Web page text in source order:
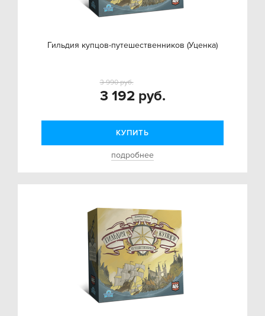
Гильдия купцов-путешественников (Уценка)
3 192 руб.
3 990 руб.
КУПИТЬ
подробнее